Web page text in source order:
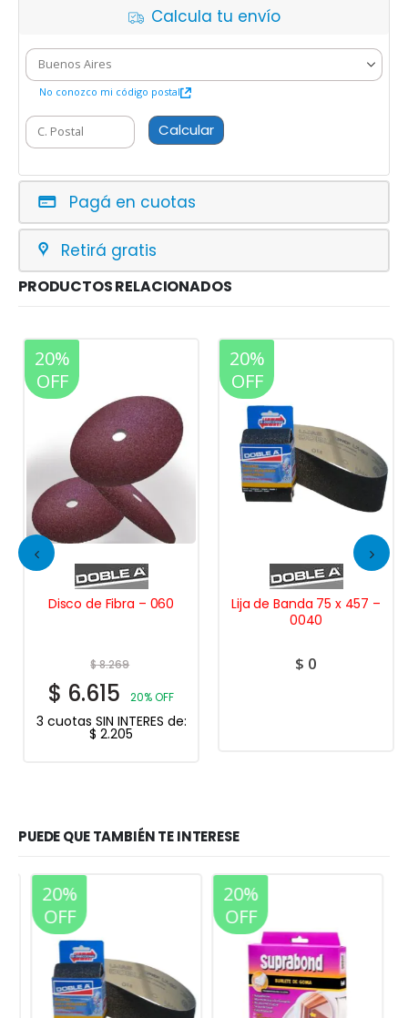
Calcula tu envío
No conozco mi código postal
Calcular
Pagá en cuotas
Retirá gratis
PRODUCTOS RELACIONADOS
20%
OFF
Disco de Fibra – 060
$8.269
$ 6.615 20% OFF
3 cuotas SIN INTERES de:
$ 2.205
20%
OFF
Lija de Banda 75 x 457 –
0040
$ 0
PUEDE QUE TAMBIÉN TE INTERESE
20%
OFF
20%
OFF